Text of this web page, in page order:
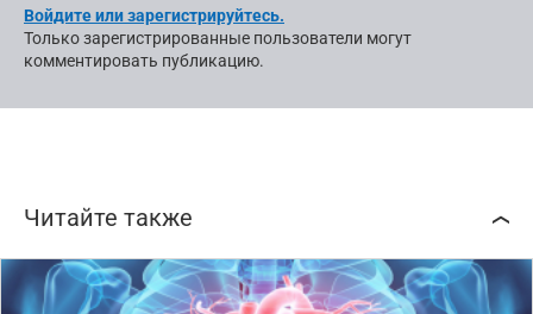
Войдите или зарегистрируйтесь.
Только зарегистрированные пользователи могут
комментировать публикацию.
Читайте также